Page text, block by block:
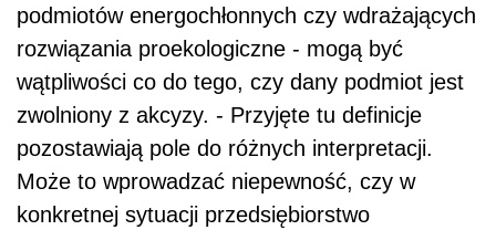
podmiotów energochłonnych czy wdrażających
rozwiązania proekologiczne - mogą być
wątpliwości co do tego, czy dany podmiot jest
zwolniony z akcyzy. - Przyjęte tu definicje
pozostawiają pole do różnych interpretacji.
Może to wprowadzać niepewność, czy w
konkretnej sytuacji przedsiębiorstwo